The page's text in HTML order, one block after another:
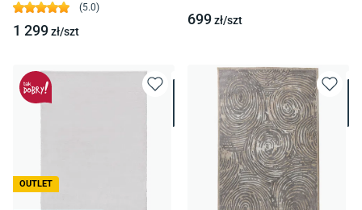
(5.0)
1 299zł/szt
699zł/szt
OUTLET